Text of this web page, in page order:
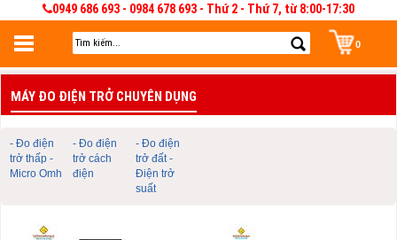
0949 686 693 - 0984 678 693 - Thứ 2 - Thứ 7, từ 8:00-17:30
0
Đăng nhập
Đăng nhập để lưu giỏ hàng 30 ngày. Có thể sửa và quản lý giỏ hàng và đơn
hàng
MÁY ĐO ĐIỆN TRỞ CHUYÊN DỤNG
- Đo điện
trở thấp -
Micro Omh
- Đo điện
trở cách
điện
- Đo điện
trở đất -
Điện trở
suất